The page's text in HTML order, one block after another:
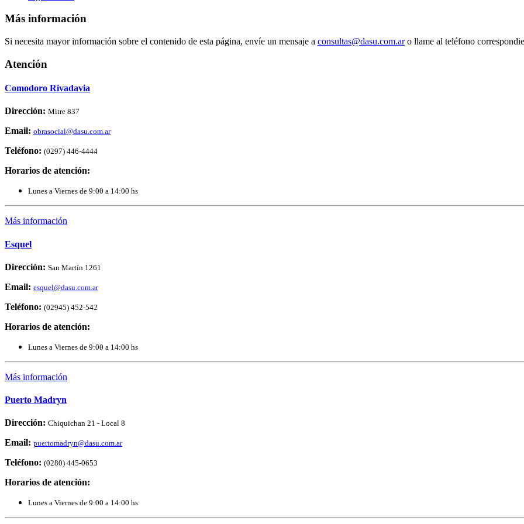
Más información
Si necesita mayor información sobre el contenido de esta página, envíe un mensaje a consultas@dasu.com.aro llame al teléfono
Atención
Comodoro Rivadavia
Dirección: Mitre 837
Email: obrasocial@dasu.com.ar
Teléfono: (0297) 446-4444
Horarios de atención:
Lunes a Viernes de 9:00 a 14:00 hs
Más información
Esquel
Dirección: San Martín 1261
Email: esquel@dasu.com.ar
Teléfono: (02945) 452-542
Horarios de atención:
Lunes a Viernes de 9:00 a 14:00 hs
Más información
Puerto Madryn
Dirección: Chiquichan 21 - Local 8
Email: puertomadryn@dasu.com.ar
Teléfono: (0280) 445-0653
Horarios de atención:
Lunes a Viernes de 9:00 a 14:00 hs